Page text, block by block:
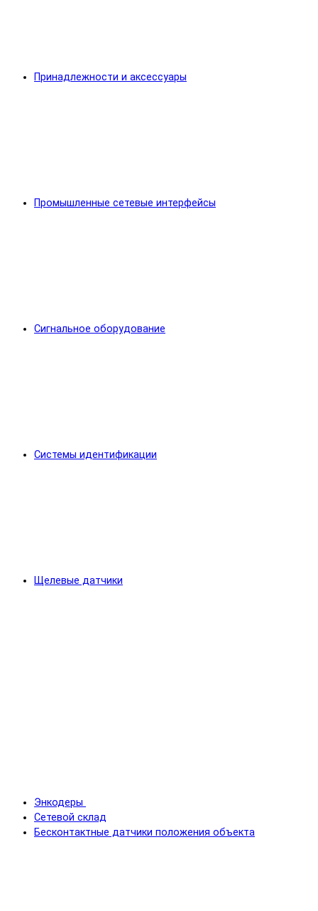
Принадлежности и аксессуары
Промышленные сетевые интерфейсы
Сигнальное оборудование
Системы идентификации
Щелевые датчики
Энкодеры
Сетевой склад
Бесконтактные датчики положения объекта